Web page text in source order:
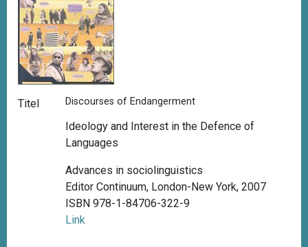
Titel Discourses of Endangerment
Ideology and Interest in the Defence of
Languages
Advances in sociolinguistics
Editor Continuum, London-New York, 2007
ISBN 978-1-84706-322-9
Link